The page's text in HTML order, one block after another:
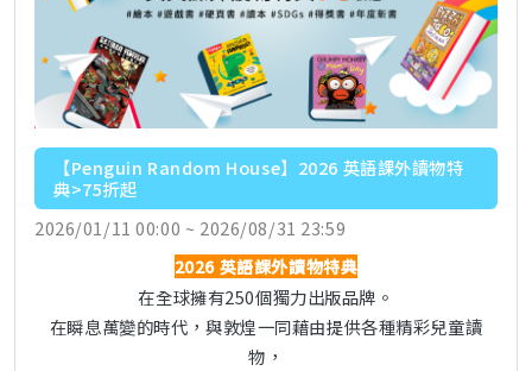
【Penguin Random House】2026 英語課外讀物特
典>75折起
2026/01/11 00:00 ~ 2026/08/31 23:59
2026 英語課外讀物特典
在全球擁有250個獨力出版品牌。
在瞬息萬變的時代，與敦煌一同藉由提供各種精彩兒童讀
物，